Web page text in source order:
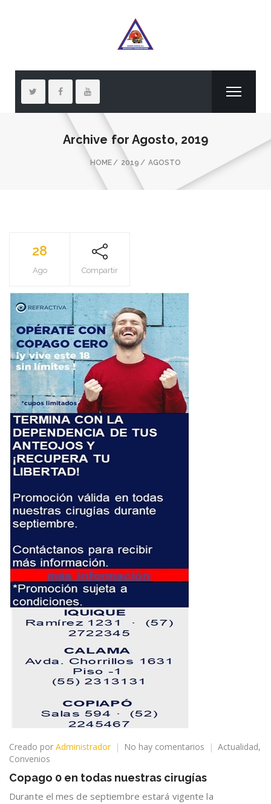
Archive for Agosto, 2019
HOME 2019 AGOSTO
28
Ago Compartir
Creado por Administrador No hay comentarios
en
en
todas
Actualidad,
Convenios
Copago 0 en todas nuestras cirugías
Durante el mes de septiembre estará vigente la